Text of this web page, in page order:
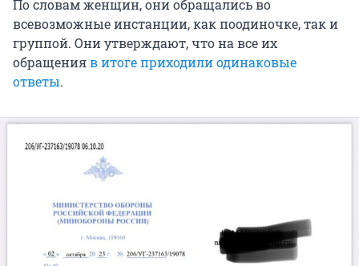
По словам женщин, они обращались во
всевозможные инстанции, как поодиночке, так и
группой. Они утверждают, что на все их
обращенияв итоге приходили одинаковые
ответы.